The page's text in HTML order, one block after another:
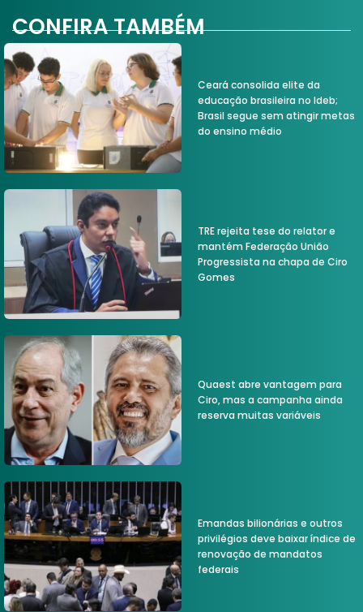
CONFIRA TAMBÉM
Ceará consolida elite da
educação brasileira no Ideb;
Brasil segue sem atingir metas
do ensino médio
TRE rejeita tese do relator e
mantém Federação União
Progressista na chapa de Ciro
Gomes
Quaest abre vantagem para
Ciro, mas a campanha ainda
reserva muitas variáveis
Emandas bilionárias e outros
privilégios deve baixar índice de
renovação de mandatos
federais